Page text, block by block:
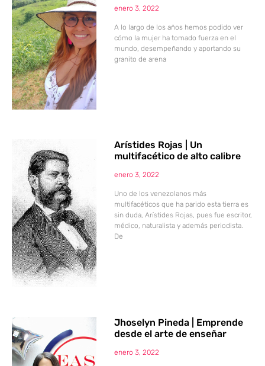
enero 3, 2022
A lo largo de los años hemos podido ver
cómo la mujer ha tomado fuerza en el
mundo, desempeñando y aportando su
granito de arena
Arístides Rojas | Un
multifacético de alto calibre
enero 3, 2022
Uno de los venezolanos más
multifacéticos que ha parido esta tierra es
sin duda, Arístides Rojas, pues fue escritor,
médico, naturalista y además periodista.
De
Jhoselyn Pineda | Emprende
desde el arte de enseñar
enero 3, 2022